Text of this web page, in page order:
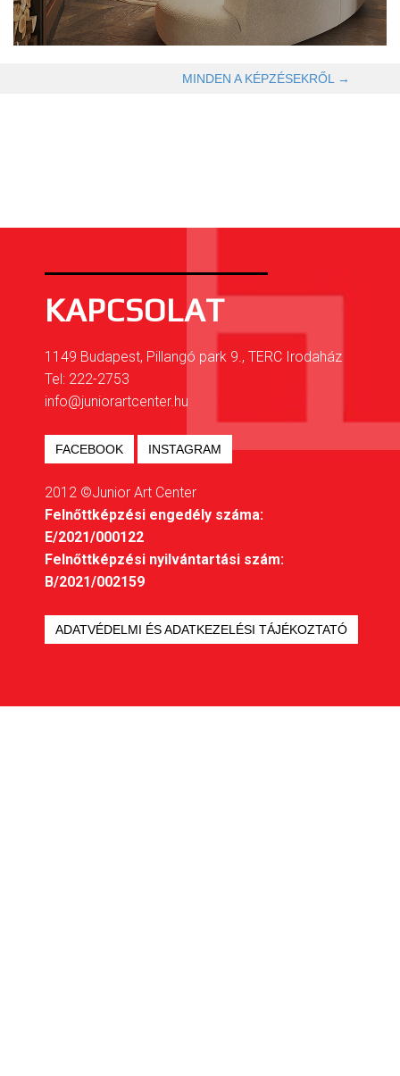
MINDEN A KÉPZÉSEKRŐL →
KAPCSOLAT
1149 Budapest, Pillangó park 9., TERC Irodaház
Tel: 222-2753
info@juniorartcenter.hu
FACEBOOK INSTAGRAM
2012 ©Junior Art Center
Felnőttképzési engedély száma:
E/2021/000122
Felnőttképzési nyilvántartási szám:
B/2021/002159
ADATVÉDELMI ÉS ADATKEZELÉSI TÁJÉKOZTATÓ